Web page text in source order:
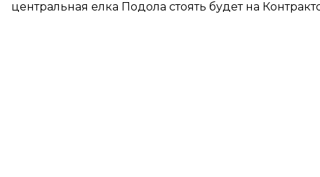
центральная елка Подола стоять будет на